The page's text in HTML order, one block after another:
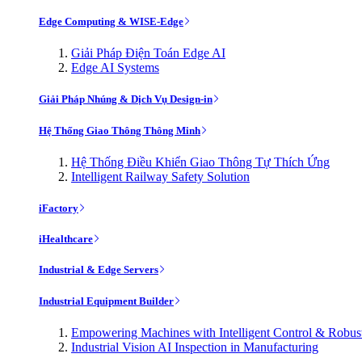
Edge Computing & WISE-Edge
Giải Pháp Điện Toán Edge AI
Edge AI Systems
Giải Pháp Nhúng & Dịch Vụ Design-in
Hệ Thống Giao Thông Thông Minh
Hệ Thống Điều Khiển Giao Thông Tự Thích Ứng
Intelligent Railway Safety Solution
iFactory
iHealthcare
Industrial & Edge Servers
Industrial Equipment Builder
Empowering Machines with Intelligent Control &
Industrial Vision AI Inspection in Manufacturing